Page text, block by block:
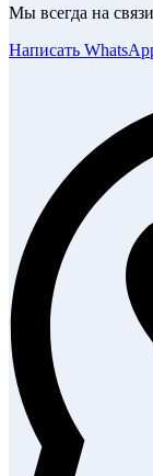
Мы всегда на
Написать